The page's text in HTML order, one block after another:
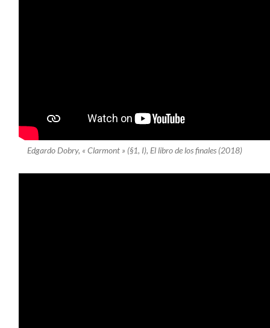
Edgardo Dobry, « Clarmont » (§1, I), El libro de los finales (2018)